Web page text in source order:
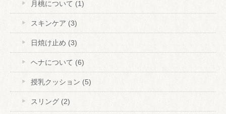
月桃について (1)
スキンケア (3)
日焼け止め (3)
ヘナについて (6)
授乳クッション (5)
スリング (2)